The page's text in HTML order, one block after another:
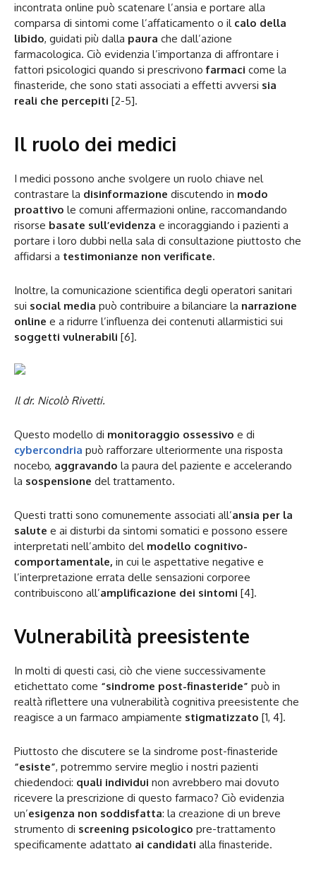
incontrata online può scatenare l’ansia e portare alla
comparsa di sintomi come l’affaticamento o il calo della
libido, guidati più dalla paura che dall’azione
farmacologica. Ciò evidenzia l’importanza di affrontare i
fattori psicologici quando si prescrivonofarmaci come la
finasteride, che sono stati associati a effetti avversi sia
reali che percepiti [2-5].
Il ruolo dei medici
I medici possono anche svolgere un ruolo chiave nel
contrastare la disinformazione discutendo in modo
proattivo le comuni affermazioni online, raccomandando
risorse basate sull’evidenza e incoraggiando i pazienti a
portare i loro dubbi nella sala di consultazione piuttosto che
affidarsi a testimonianze non verificate.
Inoltre, la comunicazione scientifica degli operatori sanitari
sui social media può contribuire a bilanciare la narrazione
online e a ridurre l’influenza dei contenuti allarmistici sui
soggetti vulnerabili [6].
Il dr. Nicolò Rivetti.
Questo modello di monitoraggio ossessivo e di
cybercondria può rafforzare ulteriormente una risposta
nocebo, aggravando la paura del paziente e accelerando
la sospensione del trattamento.
Questi tratti sono comunemente associati all’ansia per la
salute e ai disturbi da sintomi somatici e possono essere
interpretati nell’ambito del modello cognitivo-
comportamentale, in cui le aspettative negative e
l’interpretazione errata delle sensazioni corporee
contribuiscono all’amplificazione dei sintomi [4].
Vulnerabilità preesistente
In molti di questi casi, ciò che viene successivamente
etichettato come “sindrome post-finasteride” può in
realtà riflettere una vulnerabilità cognitiva preesistente che
reagisce a un farmaco ampiamente stigmatizzato [1, 4].
Piuttosto che discutere se la sindrome post-finasteride
“esiste”, potremmo servire meglio i nostri pazienti
chiedendoci: quali individui non avrebbero mai dovuto
ricevere la prescrizione di questo farmaco? Ciò evidenzia
un’esigenza non soddisfatta: la creazione di un breve
strumento di screening psicologico pre-trattamento
specificamente adattato ai candidati alla finasteride.